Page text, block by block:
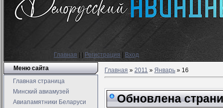
Главная Регистрация
Вход
Меню сайта
Главная страница
Минский авиамузей
Авиапамятники Беларуси
Главная»2011 » Январь » 16
Обновлена